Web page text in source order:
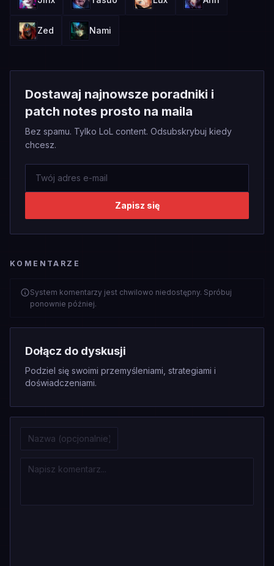
Zed Nami
Dostawaj najnowsze poradniki i
patch notes prosto na maila
Bez spamu. Tylko LoL content. Odsubskrybuj kiedy
chcesz.
Zapisz się
KOMENTARZE
System komentarzy jest chwilowo niedostępny. Spróbuj
ponownie później.
Dołącz do dyskusji
Podziel się swoimi przemyśleniami, strategiami i
doświadczeniami.